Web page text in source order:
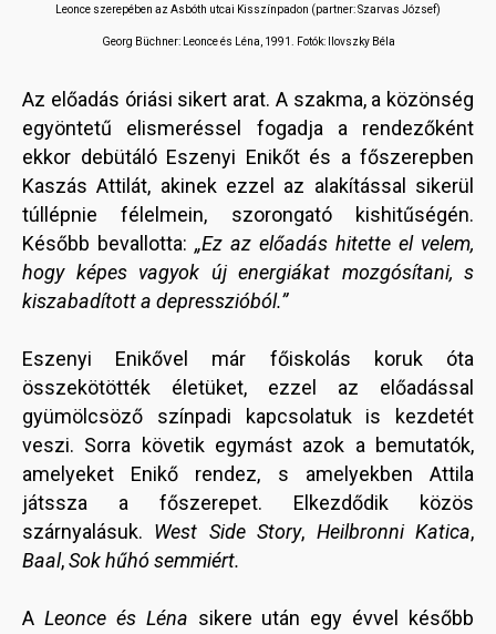
Leonce szerepében az Asbóth utcai Kisszínpadon (partner: Szarvas József)
Georg Büchner: Leonce és Léna, 1991. Fotók: Ilovszky Béla
Az előadás óriási sikert arat. A szakma, a közönség
egyöntetű elismeréssel fogadja a rendezőként
ekkor debütáló Eszenyi Enikőt és a főszerepben
Kaszás Attilát, akinek ezzel az alakítással sikerül
túllépnie félelmein, szorongató kishitűségén.
Később bevallotta: „Ez az előadás hitette el velem,
hogy képes vagyok új energiákat mozgósítani, s
kiszabadított a depresszióból.”
Eszenyi Enikővel már főiskolás koruk óta
összekötötték életüket, ezzel az előadással
gyümölcsöző színpadi kapcsolatuk is kezdetét
veszi. Sorra követik egymást azok a bemutatók,
amelyeket Enikő rendez, s amelyekben Attila
játssza a főszerepet. Elkezdődik közös
szárnyalásuk. West Side Story, Heilbronni Katica,
Baal,Sok hűhó semmiért.
A Leonce és Léna sikere után egy évvel később